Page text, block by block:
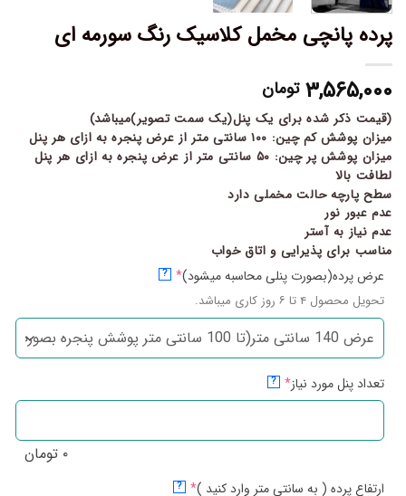
پرده پانچی مخمل کلاسیک رنگ سورمه ای
۳,۵۶۵,۰۰۰ تومان
(قیمت ذکر شده برای یک پنل(یک سمت تصویر)میباشد)
میزان پوشش کم چین: ۱۰۰ سانتی متر از عرض پنجره به ازای هر پنل
میزان پوشش پر چین: ۵۰ سانتی متر از عرض پنجره به ازای هر پنل
لطافت بالا
سطح پارچه حالت مخملی دارد
عدم عبور نور
عدم نیاز به آستر
مناسب برای پذیرایی و اتاق خواب
عرض پرده(بصورت پنلی محاسبه میشود)*
?
تحویل محصول ۴ تا ۶ روز کاری میباشد.
تعداد پنل مورد نیاز*
?
۰ تومان
ارتفاع پرده ( به سانتی متر وارد کنید )*
?